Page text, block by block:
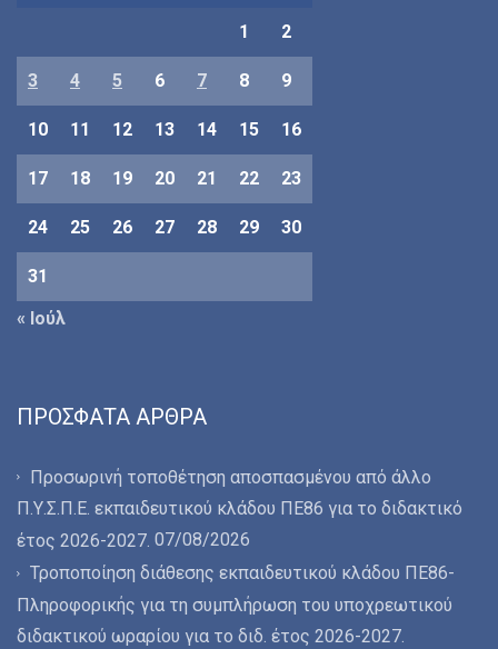
1 2
3 4 5 6 7 8 9
10 11 12 13 14 15 16
17 18 19 20 21 22 23
24 25 26 27 28 29 30
31
« Ιούλ
ΠΡΌΣΦΑΤΑ ΆΡΘΡΑ
Προσωρινή τοποθέτηση αποσπασμένου από άλλο
Π.Υ.Σ.Π.Ε. εκπαιδευτικού κλάδου ΠΕ86 για το διδακτικό
έτος 2026-2027. 07/08/2026
Τροποποίηση διάθεσης εκπαιδευτικού κλάδου ΠΕ86-
Πληροφορικής για τη συμπλήρωση του υποχρεωτικού
διδακτικού ωραρίου για το διδ. έτος 2026-2027.